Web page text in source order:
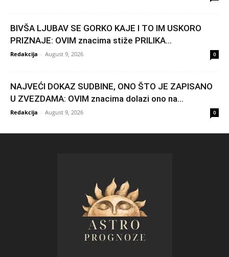
BIVŠA LJUBAV SE GORKO KAJE I TO IM USKORO
PRIZNAJE: OVIM znacima stiže PRILIKA...
Redakcija - August 9, 2026 0
NAJVEĆI DOKAZ SUDBINE, ONO ŠTO JE ZAPISANO
U ZVEZDAMA: OVIM znacima dolazi ono na...
Redakcija - August 9, 2026 0